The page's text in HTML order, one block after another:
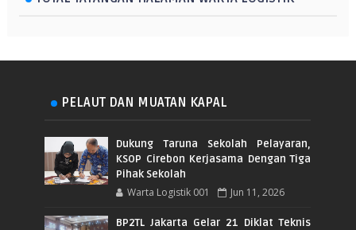
PELAUT DAN MUATAN KAPAL
Dukung Taruna Sekolah Pelayaran,
KSOP Cirebon Kerjasama Dengan Tiga
Pihak Sekolah
Warta Logistik 001 Jun 11, 2026
BP2TL Jakarta Gelar 21 Diklat Teknis